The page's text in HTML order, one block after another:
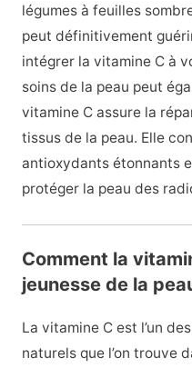
légumes à feuilles
peut définitivement
intégrer la vitamine C à
soins de la peau peut
vitamine C assure la
tissus de la peau. Elle
antioxydants étonnants
protéger la peau des
Comment la
jeunesse de la
La vitamine C est l’un
naturels que l’on trouve